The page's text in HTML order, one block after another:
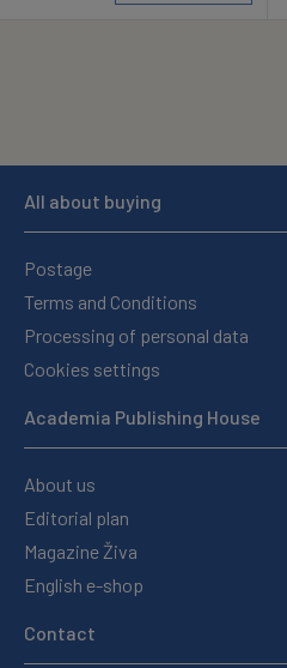
All about buying
Postage
Terms and Conditions
Processing of personal data
Cookies settings
Academia Publishing House
About us
Editorial plan
Magazine Živa
English e-shop
Contact